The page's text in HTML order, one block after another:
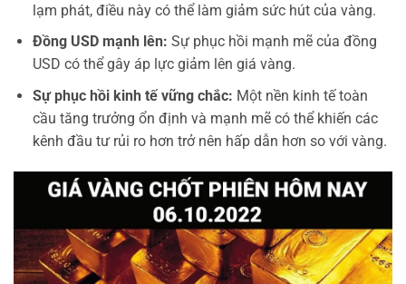
lạm phát, điều này có thể làm giảm sức hút của vàng.
Đồng USD mạnh lên: Sự phục hồi mạnh mẽ của đồng
USD có thể gây áp lực giảm lên giá vàng.
Sự phục hồi kinh tế vững chắc: Một nền kinh tế toàn
cầu tăng trưởng ổn định và mạnh mẽ có thể khiến các
kênh đầu tư rủi ro hơn trở nên hấp dẫn hơn so với vàng.